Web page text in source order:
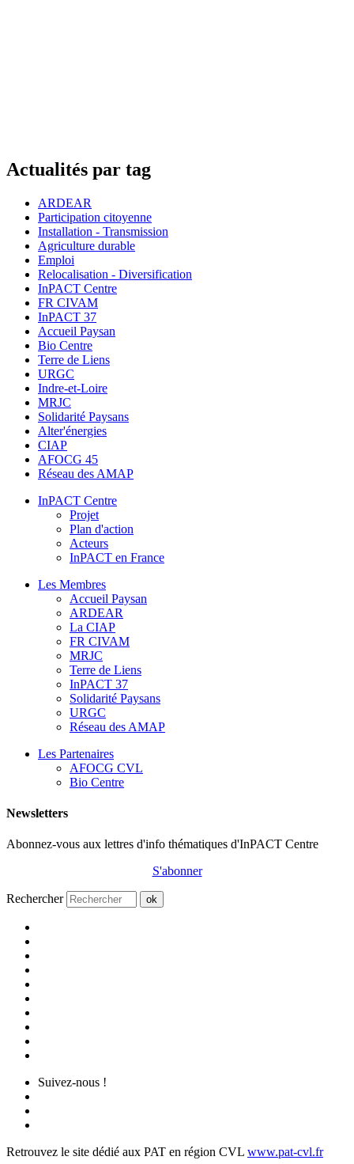
Actualités par tag
ARDEAR
Participation citoyenne
Installation - Transmission
Agriculture durable
Emploi
Relocalisation - Diversification
InPACT Centre
FR CIVAM
InPACT 37
Accueil Paysan
Bio Centre
Terre de Liens
URGC
Indre-et-Loire
MRJC
Solidarité Paysans
Alter'énergies
CIAP
AFOCG 45
Réseau des AMAP
InPACT Centre
Projet
Plan d'action
Acteurs
InPACT en France
Les Membres
Accueil Paysan
ARDEAR
La CIAP
FR CIVAM
MRJC
Terre de Liens
InPACT 37
Solidarité Paysans
URGC
Réseau des AMAP
Les Partenaires
AFOCG CVL
Bio Centre
Newsletters
Abonnez-vous aux lettres d'info thématiques d'InPACT Centre
S'abonner
Rechercher ok
Suivez-nous !
Retrouvez le site dédié aux PAT en région CVL www.pat-cvl.fr